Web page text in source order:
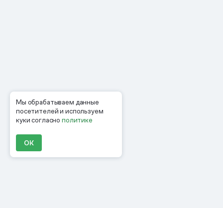
Мы обрабатываем данные
посетителей и используем
куки согласнополитике
ОК